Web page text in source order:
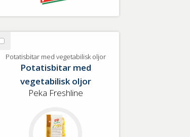
Välj
Potatisbitar
vegetabilisk
Potatisbitar med vegetabilisk oljor
Potatisbitar med
vegetabilisk oljor
Peka Freshline